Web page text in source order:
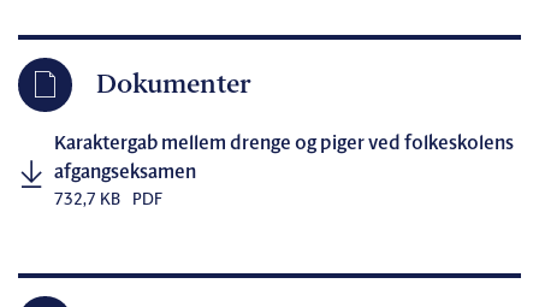
Dokumenter
Karaktergab mellem drenge og piger ved folkeskolens
afgangseksamen
732,7 KB PDF